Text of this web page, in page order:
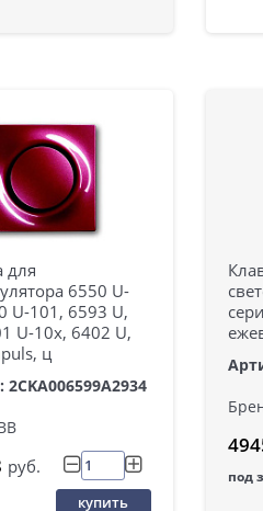
для
6550 U-
U-101, 6593 U,
U-10x, 6402 U,
ц
руб.
купить
под